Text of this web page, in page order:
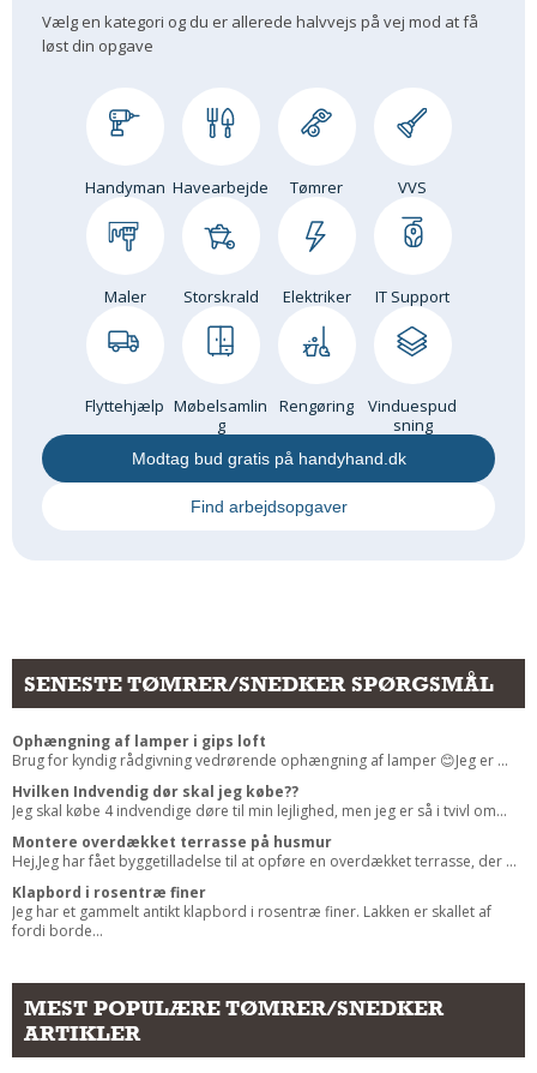
Vælg en kategori og du er allerede halvvejs på vej mod at få
løst din opgave
Handyman Havearbejde Tømrer VVS
Maler Storskrald Elektriker IT Support
Flyttehjælp Møbelsamlin
g
Rengøring
Vinduespud
sning
Modtag bud gratis på handyhand.dk
Find arbejdsopgaver
SENESTE TØMRER/SNEDKER SPØRGSMÅL
Ophængning af lamper i gips loft
Brug for kyndig rådgivning vedrørende ophængning af lamper 😊Jeg er ...
Hvilken Indvendig dør skal jeg købe??
Jeg skal købe 4 indvendige døre til min lejlighed, men jeg er så i tvivl om...
Montere overdækket terrasse på husmur
Hej,Jeg har fået byggetilladelse til at opføre en overdækket terrasse, der ...
Klapbord i rosentræ finer
Jeg har et gammelt antikt klapbord i rosentræ finer. Lakken er skallet af
fordi borde...
MEST POPULÆRE TØMRER/SNEDKER
ARTIKLER